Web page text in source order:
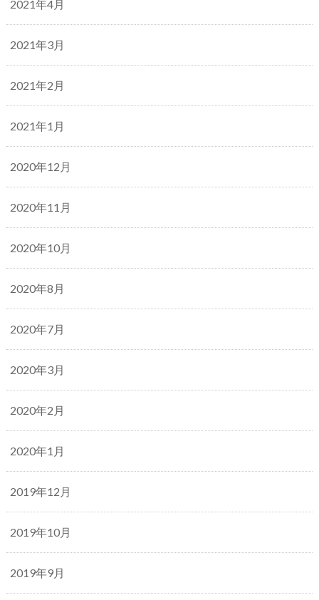
2021年4月
2021年3月
2021年2月
2021年1月
2020年12月
2020年11月
2020年10月
2020年8月
2020年7月
2020年3月
2020年2月
2020年1月
2019年12月
2019年10月
2019年9月